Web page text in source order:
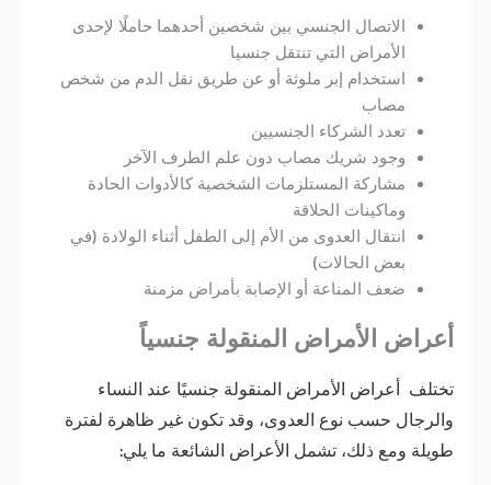
الاتصال الجنسي بين شخصين أحدهما حاملًا لإحدى
الأمراض التي تنتقل جنسيا
استخدام إبر ملوثة أو عن طريق نقل الدم من شخص
مصاب
تعدد الشركاء الجنسيين
وجود شريك مصاب دون علم الطرف الآخر
مشاركة المستلزمات الشخصية كالأدوات الحادة
وماكينات الحلاقة
انتقال العدوى من الأم إلى الطفل أثناء الولادة (في
بعض الحالات)
ضعف المناعة أو الإصابة بأمراض مزمنة
أعراض الأمراض المنقولة جنسياً
تختلف أعراض الأمراض المنقولة جنسيًا عند النساء
والرجال حسب نوع العدوى، وقد تكون غير ظاهرة لفترة
طويلة ومع ذلك، تشمل الأعراض الشائعة ما يلي: